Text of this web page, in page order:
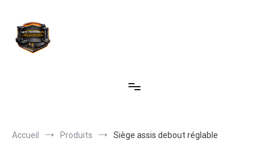
contenu
Accueil Produits Siège assis debout réglable